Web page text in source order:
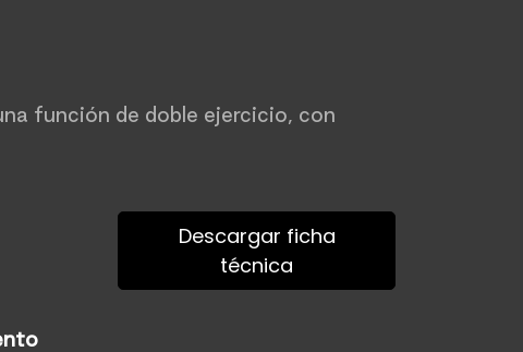
función de doble ejercicio, con
Descargar ficha
técnica